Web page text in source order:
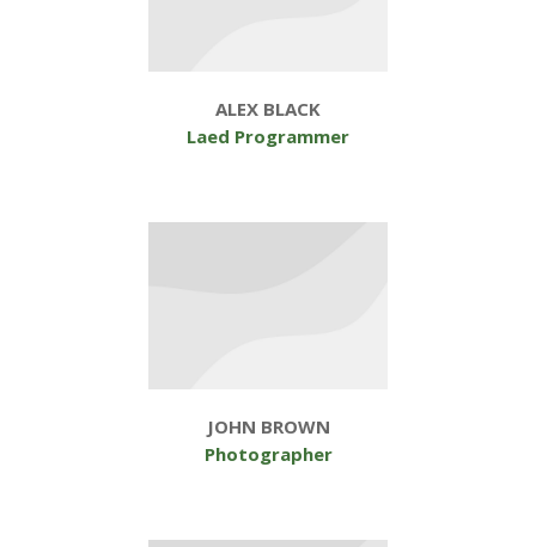
ALEX BLACK
Laed Programmer
JOHN BROWN
Photographer